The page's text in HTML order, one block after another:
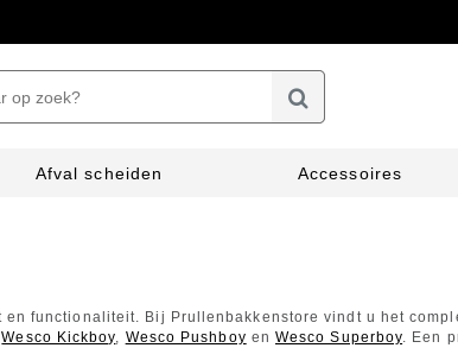
Afval scheiden Accessoires
functionaliteit. Bij Prullenbakkenstore vindt u het
Wesco Kickboy, Wesco Pushboy en Wesco Superboy. Een